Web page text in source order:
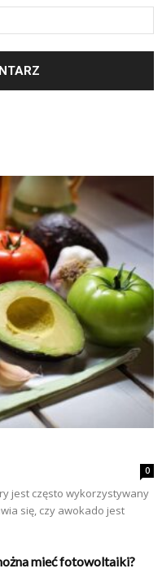
0
jest często wykorzystywany
się, czy awokado jest
mieć fotowoltaiki?